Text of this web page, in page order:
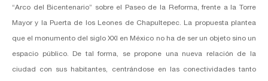
“Arco del Bicentenario” sobre el Paseo de la Reforma, frente a la Torre
Mayor y la Puerta de los Leones de Chapultepec. La propuesta plantea
que el monumento del siglo XXI en México no ha de ser un objeto sino un
espacio público. De tal forma, se propone una nueva relación de la
ciudad con sus habitantes, centrándose en las conectividades tanto